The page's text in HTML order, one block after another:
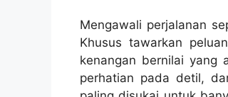
Mengawali perjalanan
Khusus tawarkan
kenangan bernilai yang
perhatian pada detil,